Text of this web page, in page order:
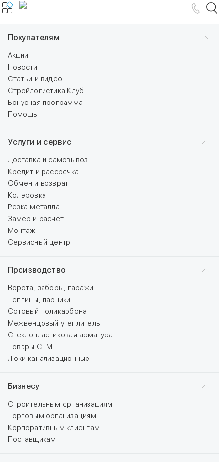
Покупателям
Акции
Новости
Статьи и видео
Стройлогистика Клуб
Бонусная программа
Помощь
Услуги и сервис
Доставка и самовывоз
Кредит и рассрочка
Обмен и возврат
Колеровка
Резка металла
Замер и расчет
Монтаж
Сервисный центр
Производство
Ворота, заборы, гаражи
Теплицы, парники
Сотовый поликарбонат
Межвенцовый утеплитель
Стеклопластиковая арматура
Товары СТМ
Люки канализационные
Бизнесу
Строительным организациям
Торговым организациям
Корпоративным клиентам
Поставщикам